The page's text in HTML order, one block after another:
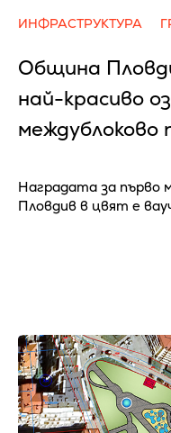
ИНФРАСТРУКТУРА
Община
най-красиво
Наградата за първо
Пловдив в цвят е